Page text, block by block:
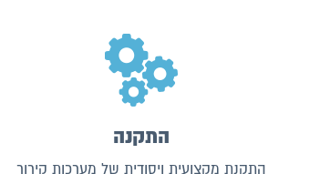
התקנה
התקנת מקצועית ויסודית של מערכות קירור